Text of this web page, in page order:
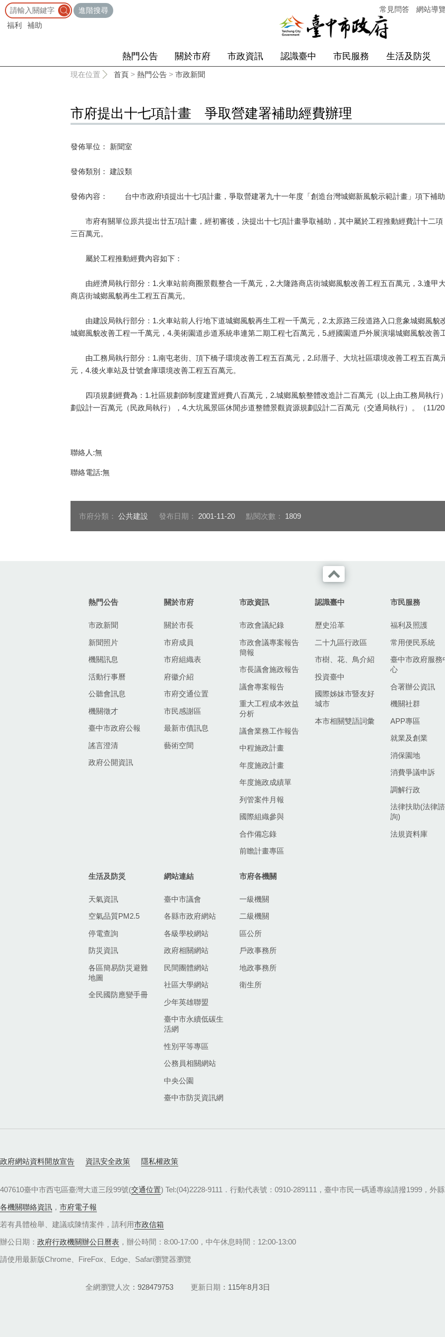
進階搜尋
福利
補助
常見問答 網站導
熱門公告 關於市府 市政資訊 認識臺中 市民服務 生活及防災
現在位置 首頁 > 熱門公告 > 市政新聞
市府提出十七項計畫 爭取營建署補助經費辦理
發佈單位： 新聞室
發佈類別： 建設類
發佈內容： 台中市政府頃提出十七項計畫，爭取營建署九十一年度「創造台灣城鄉新風貌示範計畫」項下補
市府有關單位原共提出廿五項計畫，經初審後，決提出十七項計畫爭取補助，其中屬於工程推動經費計十二項
三百萬元。
屬於工程推動經費內容如下：
由經濟局執行部分：1.火車站前商圈景觀整合一千萬元，2.大隆路商店街城鄉風貌改善工程五百萬元，3.逢甲
商店街城鄉風貌再生工程五百萬元。
由建設局執行部分：1.火車站前人行地下道城鄉風貌再生工程一千萬元，2.太原路三段道路入口意象城鄉風貌
城鄉風貌改善工程一千萬元，4.美術園道步道系統串連第二期工程七百萬元，5.經國園道戶外展演場城鄉風貌改善
由工務局執行部分：1.南屯老街、頂下橋子環境改善工程五百萬元，2.邱厝子、大坑社區環境改善工程五百萬
元，4.後火車站及廿號倉庫環境改善工程五百萬元。
四項規劃經費為：1.社區規劃師制度建置經費八百萬元，2.城鄉風貌整體改造計二百萬元（以上由工務局執行
劃設計一百萬元（民政局執行），4.大坑風景區休閒步道整體景觀資源規劃設計二百萬元（交通局執行）。（11/
聯絡人:無
聯絡電話:無
市府分類： 公共建設 發布日期： 2001-11-20 點閱次數： 1809
熱門公告
市政新聞
新聞照片
機關訊息
活動行事曆
公聽會訊息
機關徵才
臺中市政府公報
謠言澄清
政府公開資訊
關於市府
關於市長
市府成員
市府組織表
府徽介紹
市府交通位置
市民感謝區
最新市債訊息
藝術空間
市政資訊
市政會議紀錄
市政會議專案報告
簡報
市長議會施政報告
議會專案報告
重大工程成本效益
分析
議會業務工作報告
中程施政計畫
年度施政計畫
年度施政成績單
列管案件月報
國際組織參與
合作備忘錄
前瞻計畫專區
認識臺中
歷史沿革
二十九區行政區
市樹、花、鳥介紹
投資臺中
國際姊妹市暨友好
城市
本市相關雙語詞彙
市民服務
福利及照護
常用便民系統
臺中市政府服務
心
合署辦公資訊
機關社群
APP專區
就業及創業
消保園地
消費爭議申訴
調解行政
法律扶助(法律諮
詢)
法規資料庫
生活及防災
天氣資訊
空氣品質PM2.5
停電查詢
防災資訊
各區簡易防災避難
地圖
全民國防應變手冊
網站連結
臺中市議會
各縣市政府網站
各級學校網站
政府相關網站
民間團體網站
社區大學網站
少年英雄聯盟
臺中市永續低碳生
活網
性別平等專區
公務員相關網站
中央公園
臺中市防災資訊網
市府各機關
一級機關
二級機關
區公所
戶政事務所
地政事務所
衛生所
政府網站資料開放宣告 資訊安全政策 隱私權政策
407610臺中市西屯區臺灣大道三段99號(交通位置) Tel:(04)2228-9111．行動代表號：0910-289111，臺中市民一碼通專線請撥1999，外
各機關聯絡資訊 ， 市府電子報
若有具體檢舉、建議或陳情案件，請利用市政信箱
辦公日期： 政府行政機關辦公日曆表 ，辦公時間：8:00-17:00，中午休息時間：12:00-13:00
請使用最新版Chrome、FireFox、Edge、Safari瀏覽器瀏覽
全網瀏覽人次 928479753 更新日期 115年8月3日